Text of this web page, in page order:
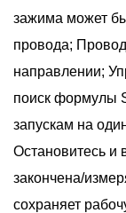
зажима может
провода;
направлении;
поиск формулы
запускам на
Остановитесь и
закончена/
сохраняет